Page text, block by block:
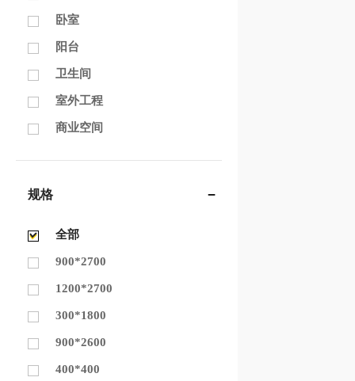
卧室
阳台
卫生间
室外工程
商业空间
规格
全部
900*2700
1200*2700
300*1800
900*2600
400*400